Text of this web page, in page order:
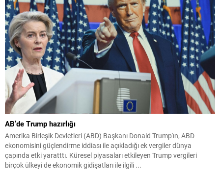
AB’de Trump hazırlığı
Amerika Birleşik Devletleri (ABD) Başkanı Donald Trump'ın, ABD
ekonomisini güçlendirme iddiası ile açıkladığı ek vergiler dünya
çapında etki yaratttı. Küresel piyasaları etkileyen Trump vergileri
birçok ülkeyi de ekonomik gidişatları ile ilgili ...